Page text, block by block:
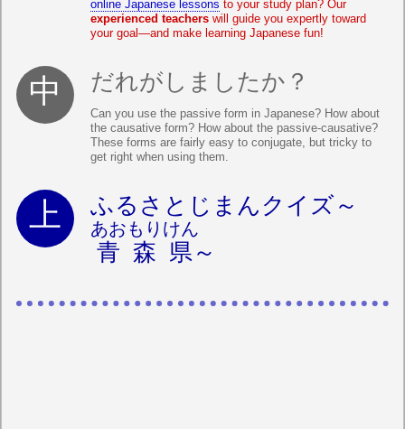
online Japanese lessons to your study plan? Our
experienced teachers will guide you expertly toward
your goal—and make learning Japanese fun!
だれがしましたか？
Can you use the passive form in Japanese? How about
the causative form? How about the passive-causative?
These forms are fairly easy to conjugate, but tricky to
get right when using them.
ふるさとじまんクイズ～
青森県
あおもりけん
～